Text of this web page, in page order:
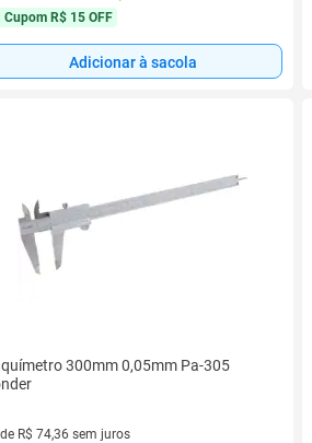
Cupom R$ 15 OFF
Adicionar à sacola
300mm 0,05mm Pa-305
R$ 74,36 sem juros